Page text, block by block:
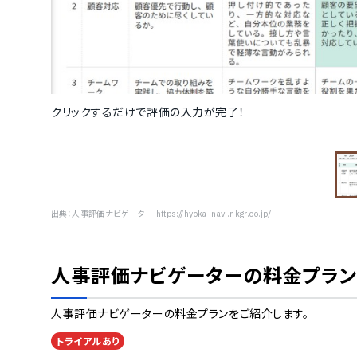
クリックするだけで評価の入力が完了！
出典： 人事評価ナビゲーター https://hyoka-navi.nkgr.co.jp/
人事評価ナビゲーターの料金プラン
人事評価ナビゲーターの料金プランをご紹介します。
トライアルあり